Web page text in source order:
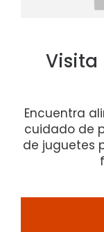
Visita
Encuentra
cuidado de
de juguetes